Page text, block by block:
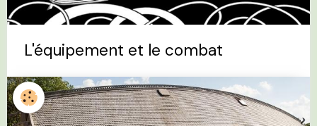
L'équipement et le combat